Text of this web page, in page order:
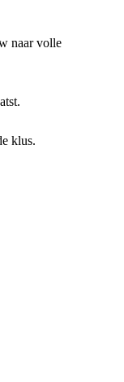
naar volle
klus.